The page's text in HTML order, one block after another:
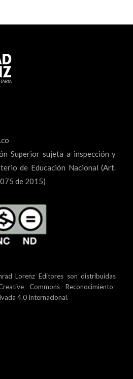
Superior sujeta a inspección y
de Educación Nacional (Art.
de 2015)
Lorenz Editores son distribuidas
Commons Reconocimiento-
4.0 Internacional.